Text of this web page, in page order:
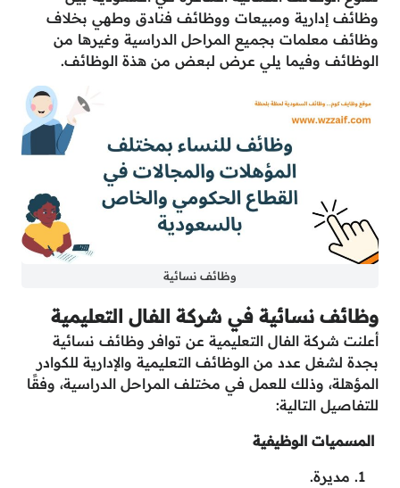
وظائف إدارية ومبيعات ووظائف فنادق وطهي بخلاف
وظائف معلمات بجميع المراحل الدراسية وغيرها من
الوظائف وفيما يلي عرض لبعض من هذة الوظائف.
وظائف نسائية
وظائف نسائية في شركة الفال التعليمية
أعلنت شركة الفال التعليمية عن توافر وظائف نسائية
بجدة لشغل عدد من الوظائف التعليمية والإدارية للكوادر
المؤهلة، وذلك للعمل في مختلف المراحل الدراسية، وفقًا
للتفاصيل التالية:
المسميات الوظيفية
مديرة.